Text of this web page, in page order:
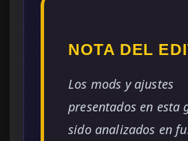
NOTA DEL
Los mods y ajustes
presentados en esta
sido analizados en